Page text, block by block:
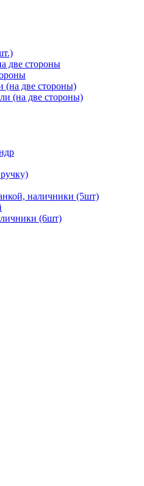
две стороны
(на две стороны)
(на две стороны)
наличники (5шт)
(6шт)